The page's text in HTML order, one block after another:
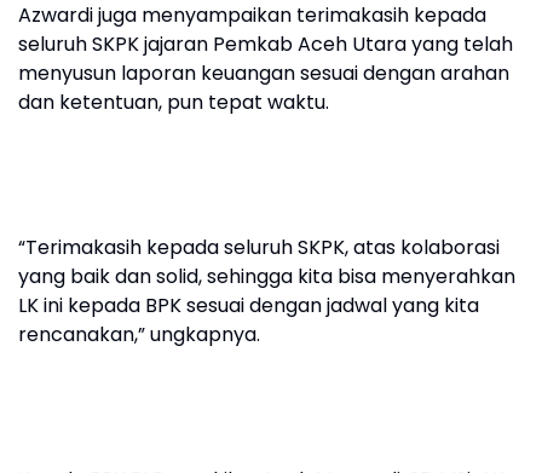
Azwardi juga menyampaikan terimakasih kepada
seluruh SKPK jajaran Pemkab Aceh Utara yang telah
menyusun laporan keuangan sesuai dengan arahan
dan ketentuan, pun tepat waktu.
“Terimakasih kepada seluruh SKPK, atas kolaborasi
yang baik dan solid, sehingga kita bisa menyerahkan
LK ini kepada BPK sesuai dengan jadwal yang kita
rencanakan,” ungkapnya.